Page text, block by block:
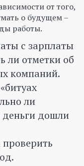
от того,
о будущем –
работы.
с зарплаты
ли отметки об
компаний.
ли
дошли